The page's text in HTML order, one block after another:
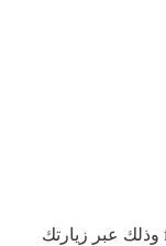
متوفر العديد من الفروع لدي متجر forever21 وذلك عبر زيارتك